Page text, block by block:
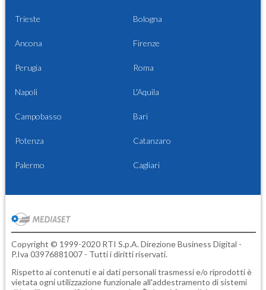
Trieste Bologna
Ancona Firenze
Perugia Roma
Napoli L'Aquila
Campobasso Bari
Potenza Catanzaro
Palermo Cagliari
Copyright © 1999-2020 RTI S.p.A. Direzione Business Digital -
P.Iva 03976881007 - Tutti i diritti riservati.
Rispetto ai contenuti e ai dati personali trasmessi e/o riprodotti è
vietata ogni utilizzazione funzionale all'addestramento di sistemi